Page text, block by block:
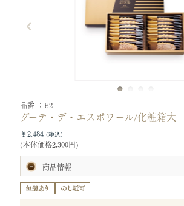
グーテ・デ・エスポワール/化粧箱大
￥2,484
(本体価格2,300円)
品番 E2
商品情報
賞味期限:製造日より60日
(お届けの商品は、賞味期間の半分以上を有した